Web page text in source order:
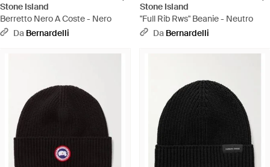
Stone Island
Berretto Nero A Coste - Nero
Da Bernardelli
Stone Island
"Full Rib Rws" Beanie - Neutro
Da Bernardelli